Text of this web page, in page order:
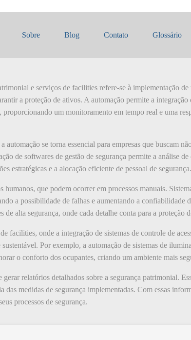
Sobre Blog Contato Glossário
e serviços de facilities refere-se à implementação
a proteção de ativos. A automação permite a integração
um monitoramento em tempo real e uma
automação se torna essencial para empresas que buscam
de softwares de gestão de segurança permite a análise
estratégicas e a alocação eficiente de pessoal de segurança.
que podem ocorrer em processos manuais.
a possibilidade de falhas e aumentando a confiabilidade
alta segurança, onde cada detalhe conta para a proteção
facilities, onde a integração de sistemas de controle de
Por exemplo, a automação de sistemas de
o conforto dos ocupantes, criando um ambiente mais
relatórios detalhados sobre a segurança patrimonial.
medidas de segurança implementadas. Com essas
processos de segurança.